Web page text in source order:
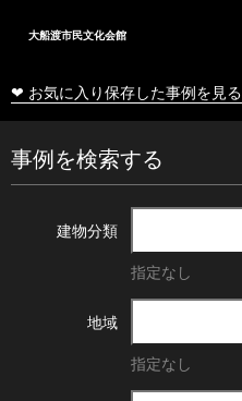
大船渡市民文化会館
❤ お気に入り保存した事例を見る
事例を検索する
建物分類
指定なし
地域
指定なし